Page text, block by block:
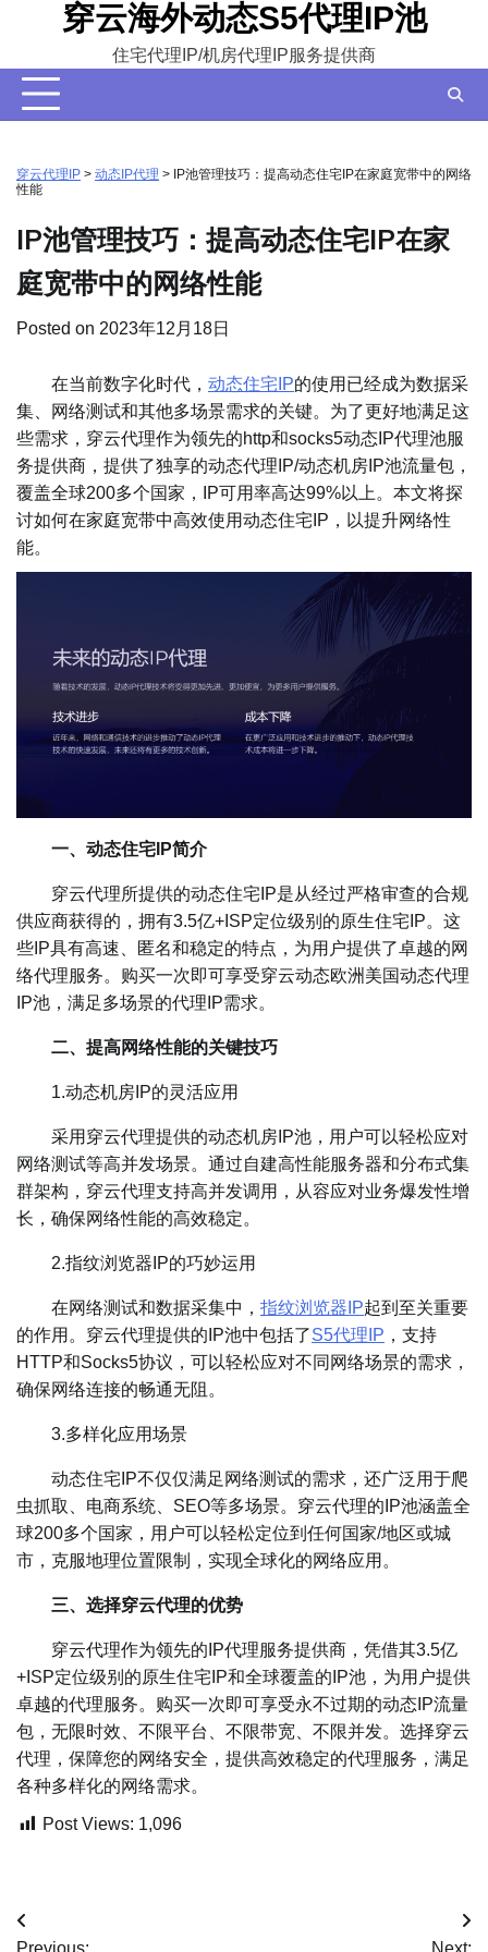
content
穿云海外动态S5代理IP池
住宅代理IP/机房代理IP服务提供商
穿云代理IP > 动态IP代理 > IP池管理技巧：提高动态住宅IP在家庭宽带中的网络
性能
IP池管理技巧：提高动态住宅IP在家
庭宽带中的网络性能
Posted on 2023年12月18日
在当前数字化时代， 动态住宅IP的使用已经成为数据采
集、网络测试和其他多场景需求的关键。为了更好地满足这
些需求，穿云代理作为领先的http和socks5动态IP代理池服
务提供商，提供了独享的动态代理IP/动态机房IP池流量包，
覆盖全球200多个国家，IP可用率高达99%以上。本文将探
讨如何在家庭宽带中高效使用动态住宅IP，以提升网络性
能。
一、动态住宅IP简介
穿云代理所提供的动态住宅IP是从经过严格审查的合规
供应商获得的，拥有3.5亿+ISP定位级别的原生住宅IP。这
些IP具有高速、匿名和稳定的特点，为用户提供了卓越的网
络代理服务。购买一次即可享受穿云动态欧洲美国动态代理
IP池，满足多场景的代理IP需求。
二、提高网络性能的关键技巧
1.动态机房IP的灵活应用
采用穿云代理提供的动态机房IP池，用户可以轻松应对
网络测试等高并发场景。通过自建高性能服务器和分布式集
群架构，穿云代理支持高并发调用，从容应对业务爆发性增
长，确保网络性能的高效稳定。
2.指纹浏览器IP的巧妙运用
在网络测试和数据采集中， 指纹浏览器IP起到至关重要
的作用。穿云代理提供的IP池中包括了S5代理IP ，支持
HTTP和Socks5协议，可以轻松应对不同网络场景的需求，
确保网络连接的畅通无阻。
3.多样化应用场景
动态住宅IP不仅仅满足网络测试的需求，还广泛用于爬
虫抓取、电商系统、SEO等多场景。穿云代理的IP池涵盖全
球200多个国家，用户可以轻松定位到任何国家/地区或城
市，克服地理位置限制，实现全球化的网络应用。
三、选择穿云代理的优势
穿云代理作为领先的IP代理服务提供商，凭借其3.5亿
+ISP定位级别的原生住宅IP和全球覆盖的IP池，为用户提供
卓越的代理服务。购买一次即可享受永不过期的动态IP流量
包，无限时效、不限平台、不限带宽、不限并发。选择穿云
代理，保障您的网络安全，提供高效稳定的代理服务，满足
各种多样化的网络需求。
Post Views: 1,096
文
Previous: Next: